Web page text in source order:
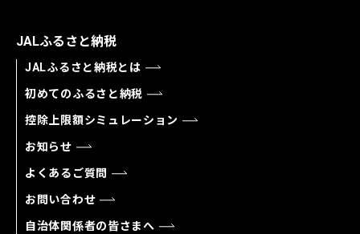
JALふるさと納税
JALふるさと納税とは
初めてのふるさと納税
控除上限額シミュレーション
お知らせ
よくあるご質問
お問い合わせ
自治体関係者の皆さまへ